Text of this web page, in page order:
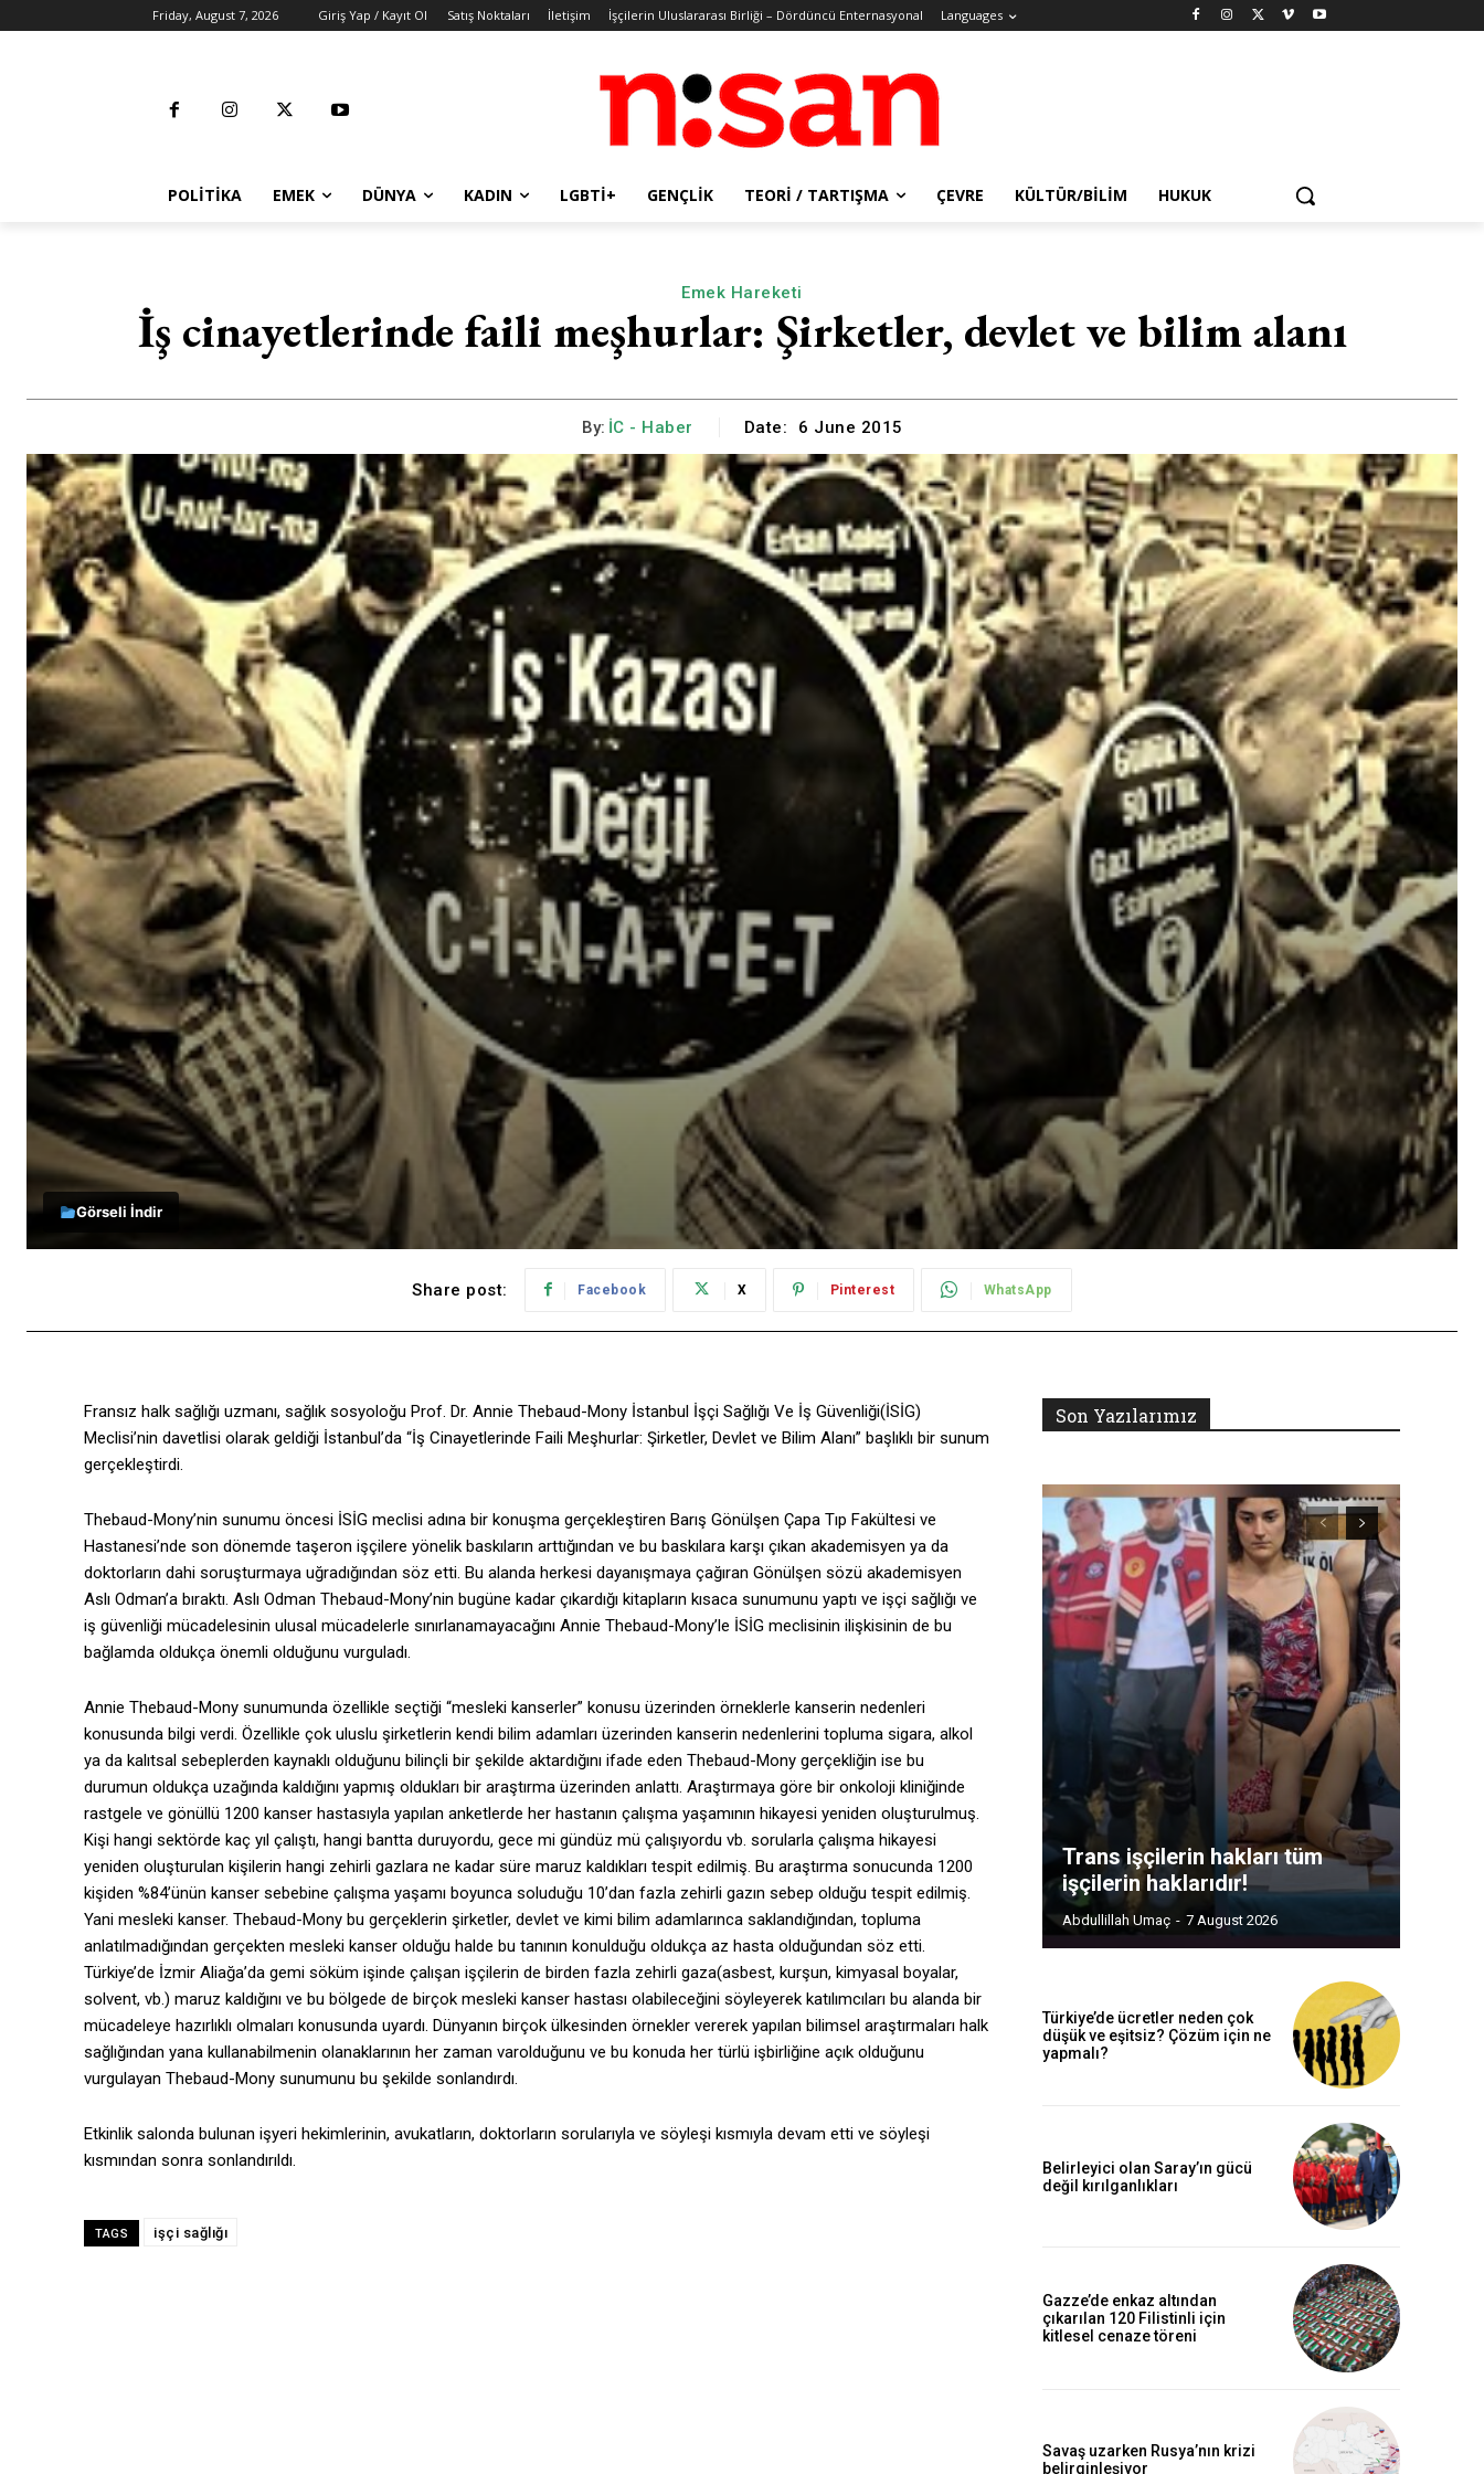
Friday, August 7, 2026 Giriş Yap / Kayıt Ol Satış Noktaları İletişim İşçilerin Uluslararası Birliği – Dördüncü Enternasyonal Languages
POLITIKA EMEK DÜNYA KADIN LGBTİ+ GENÇLIK TEORI / TARTIŞMA ÇEVRE KÜLTÜR/BILIM HUKUK
Emek Hareketi
İş cinayetlerinde faili meşhurlar: Şirketler, devlet ve bilim alanı
By: İC - Haber Date: 6 June 2015
Görseli İndir
Share post: Facebook X Pinterest WhatsApp
Fransız halk sağlığı uzmanı, sağlık sosyoloğu Prof. Dr. Annie Thebaud-Mony İstanbul İşçi Sağlığı Ve İş Güvenliği(İSİG)
Meclisi’nin davetlisi olarak geldiği İstanbul’da “İş Cinayetlerinde Faili Meşhurlar: Şirketler, Devlet ve Bilim Alanı” başlıklı bir sunum
gerçekleştirdi.
Thebaud-Mony’nin sunumu öncesi İSİG meclisi adına bir konuşma gerçekleştiren Barış Gönülşen Çapa Tıp Fakültesi ve
Hastanesi’nde son dönemde taşeron işçilere yönelik baskıların arttığından ve bu baskılara karşı çıkan akademisyen ya da
doktorların dahi soruşturmaya uğradığından söz etti. Bu alanda herkesi dayanışmaya çağıran Gönülşen sözü akademisyen
Aslı Odman’a bıraktı. Aslı Odman Thebaud-Mony’nin bugüne kadar çıkardığı kitapların kısaca sunumunu yaptı ve işçi sağlığı ve
iş güvenliği mücadelesinin ulusal mücadelerle sınırlanamayacağını Annie Thebaud-Mony’le İSİG meclisinin ilişkisinin de bu
bağlamda oldukça önemli olduğunu vurguladı.
Annie Thebaud-Mony sunumunda özellikle seçtiği “mesleki kanserler” konusu üzerinden örneklerle kanserin nedenleri
konusunda bilgi verdi. Özellikle çok uluslu şirketlerin kendi bilim adamları üzerinden kanserin nedenlerini topluma sigara, alkol
ya da kalıtsal sebeplerden kaynaklı olduğunu bilinçli bir şekilde aktardığını ifade eden Thebaud-Mony gerçekliğin ise bu
durumun oldukça uzağında kaldığını yapmış oldukları bir araştırma üzerinden anlattı. Araştırmaya göre bir onkoloji kliniğinde
rastgele ve gönüllü 1200 kanser hastasıyla yapılan anketlerde her hastanın çalışma yaşamının hikayesi yeniden oluşturulmuş.
Kişi hangi sektörde kaç yıl çalıştı, hangi bantta duruyordu, gece mi gündüz mü çalışıyordu vb. sorularla çalışma hikayesi
yeniden oluşturulan kişilerin hangi zehirli gazlara ne kadar süre maruz kaldıkları tespit edilmiş. Bu araştırma sonucunda 1200
kişiden %84’ünün kanser sebebine çalışma yaşamı boyunca soluduğu 10’dan fazla zehirli gazın sebep olduğu tespit edilmiş.
Yani mesleki kanser. Thebaud-Mony bu gerçeklerin şirketler, devlet ve kimi bilim adamlarınca saklandığından, topluma
anlatılmadığından gerçekten mesleki kanser olduğu halde bu tanının konulduğu oldukça az hasta olduğundan söz etti.
Türkiye’de İzmir Aliağa’da gemi söküm işinde çalışan işçilerin de birden fazla zehirli gaza(asbest, kurşun, kimyasal boyalar,
solvent, vb.) maruz kaldığını ve bu bölgede de birçok mesleki kanser hastası olabileceğini söyleyerek katılımcıları bu alanda bir
mücadeleye hazırlıklı olmaları konusunda uyardı. Dünyanın birçok ülkesinden örnekler vererek yapılan bilimsel araştırmaları halk
sağlığından yana kullanabilmenin olanaklarının her zaman varolduğunu ve bu konuda her türlü işbirliğine açık olduğunu
vurgulayan Thebaud-Mony sunumunu bu şekilde sonlandırdı.
Etkinlik salonda bulunan işyeri hekimlerinin, avukatların, doktorların sorularıyla ve söyleşi kısmıyla devam etti ve söyleşi
kısmından sonra sonlandırıldı.
TAGS işçi sağlığı
Son Yazılarımız
Trans işçilerin hakları tüm
işçilerin haklarıdır!
Abdullillah Umaç - 7 August 2026
Türkiye’de ücretler neden çok
düşük ve eşitsiz? Çözüm için ne
yapmalı?
Belirleyici olan Saray’ın gücü
değil kırılganlıkları
Gazze’de enkaz altından
çıkarılan 120 Filistinli için
kitlesel cenaze töreni
Savaş uzarken Rusya’nın krizi
belirginleşiyor